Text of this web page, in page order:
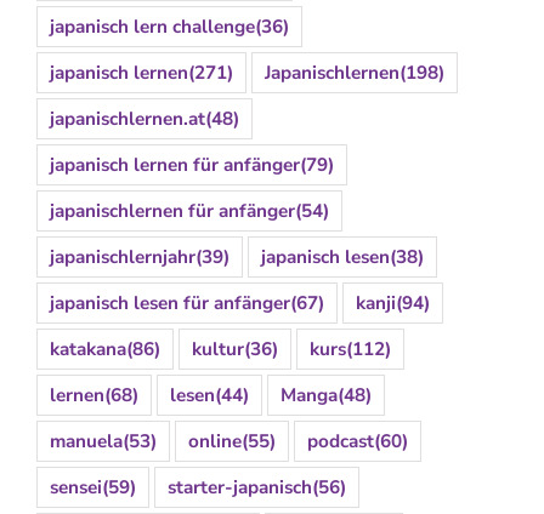
japanisch lern challenge(36)
japanisch lernen(271) Japanischlernen(198)
japanischlernen.at(48)
japanisch lernen für anfänger(79)
japanischlernen für anfänger(54)
japanischlernjahr(39) japanisch lesen(38)
japanisch lesen für anfänger(67) kanji(94)
katakana(86) kultur(36) kurs(112)
lernen(68) lesen(44) Manga(48)
manuela(53) online(55) podcast(60)
sensei(59) starter-japanisch(56)